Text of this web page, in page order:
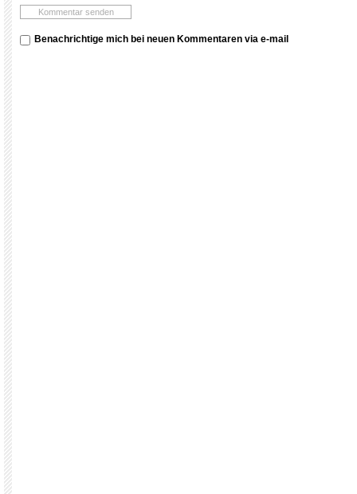
Benachrichtige mich bei neuen Kommentaren via e-mail